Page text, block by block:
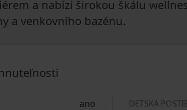
a nabízí širokou škálu
a venkovního bazénu.
ano DETSKÁ